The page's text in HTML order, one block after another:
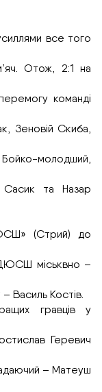
все того
Отож, 2:1 на
команді
Зеновій Скиба,
молодший,
Сасик та Назар
(Стрий) до
ДЮСШ міськвно –
Василь Костів.
гравців у
Геревич
– Матеуш